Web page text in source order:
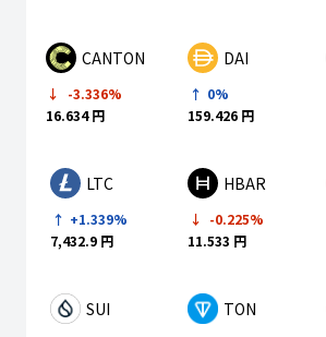
CANTON
-3.336%
16.634 円
DAI
0%
159.426 円
LTC
+1.339%
7,432.9 円
HBAR
-0.225%
11.533 円
SUI TON